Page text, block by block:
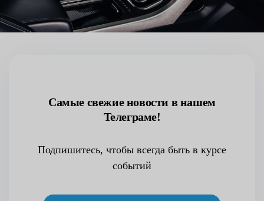
Самые свежие новости в нашем
Телеграме!
Подпишитесь, чтобы всегда быть в курсе
событий